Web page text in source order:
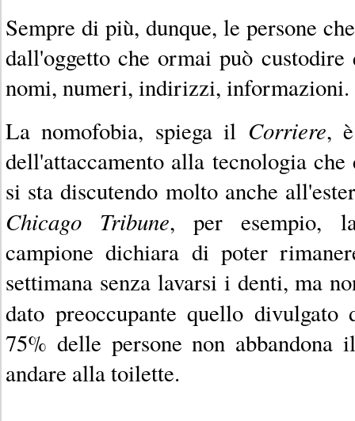
Sempre di più, dunque, le persone
dall'oggetto che ormai può
nomi, numeri, indirizzi, informazioni.
La nomofobia, spiega il Corriere,
dell'attaccamento alla tecnologia
si sta discutendo molto anche
Chicago Tribune, per esempio,
campione dichiara di poter
settimana senza lavarsi i denti, ma
dato preoccupante quello
75% delle persone non abbandona
andare alla toilette.